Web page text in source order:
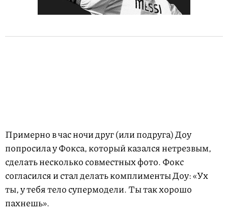
Примерно в час ночи друг (или подруга) Доу
попросила у Фокса, который казался нетрезвым,
сделать несколько совместных фото. Фокс
согласился и стал делать комплименты Доу: «Ух
ты, у тебя тело супермодели. Ты так хорошо
пахнешь».